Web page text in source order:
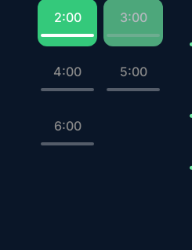
2:00 3:00
4:00 5:00
6:00